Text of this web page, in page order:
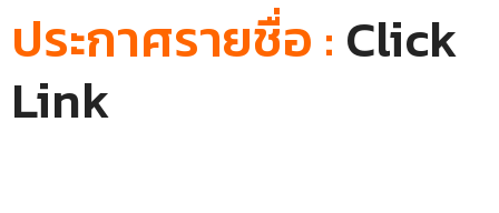
ประกาศรายชื่อ : Click
Link